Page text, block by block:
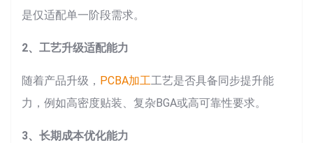
是仅适配单一阶段需求。
2、工艺升级适配能力
随着产品升级， PCBA加工工艺是否具备同步提升能
力，例如高密度贴装、复杂BGA或高可靠性要求。
3、长期成本优化能力